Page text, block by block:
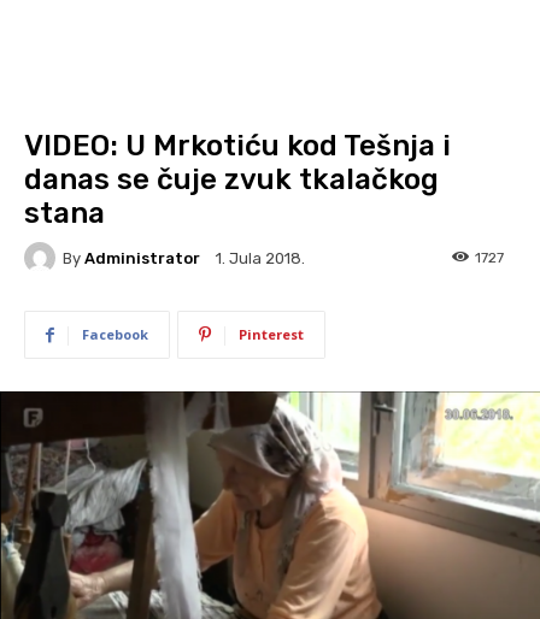
VIDEO: U Mrkotiću kod Tešnja i
danas se čuje zvuk tkalačkog
stana
By Administrator 1. Jula 2018. 1727
Facebook Pinterest